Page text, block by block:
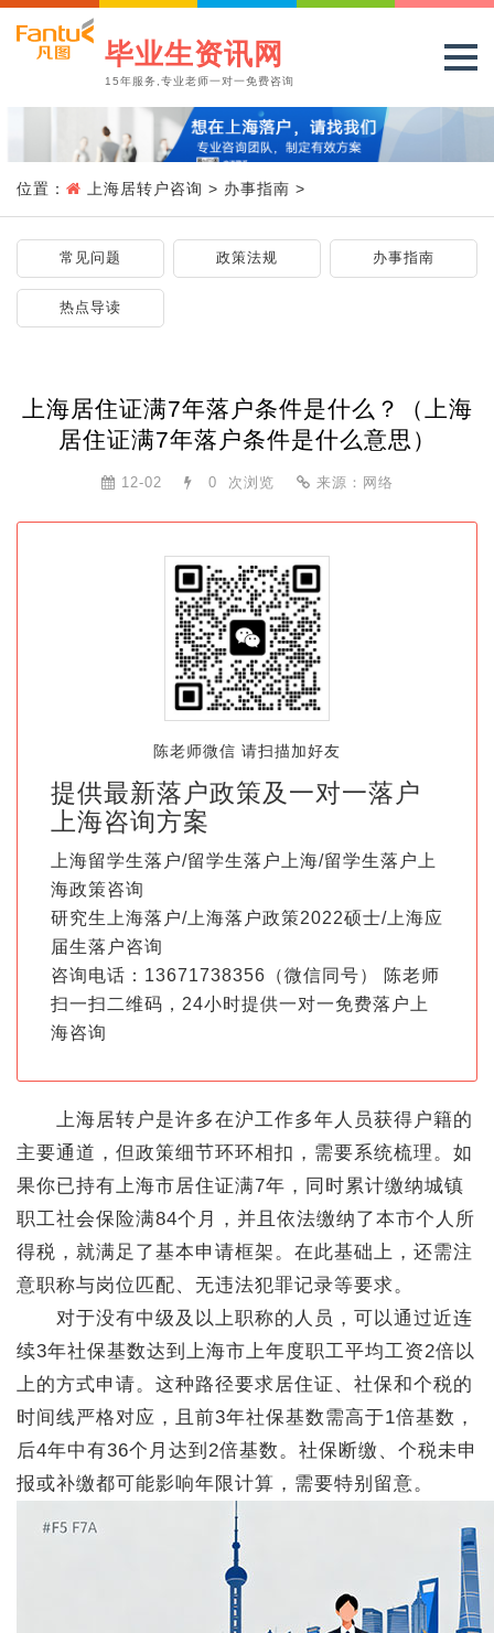
毕业生资讯网
15年服务,专业老师一对一免费咨询
位置： 上海居转户咨询 > 办事指南 >
常见问题 政策法规 办事指南
热点导读
上海居住证满7年落户条件是什么？（上海
居住证满7年落户条件是什么意思）
12-02 0 次浏览 来源：网络
陈老师微信 请扫描加好友
提供最新落户政策及一对一落户
上海咨询方案
上海留学生落户/留学生落户上海/留学生落户上
海政策咨询
研究生上海落户/上海落户政策2022硕士/上海应
届生落户咨询
咨询电话：13671738356（微信同号） 陈老师
扫一扫二维码，24小时提供一对一免费落户上
海咨询
上海居转户是许多在沪工作多年人员获得户籍的
主要通道，但政策细节环环相扣，需要系统梳理。如
果你已持有上海市居住证满7年，同时累计缴纳城镇
职工社会保险满84个月，并且依法缴纳了本市个人所
得税，就满足了基本申请框架。在此基础上，还需注
意职称与岗位匹配、无违法犯罪记录等要求。
对于没有中级及以上职称的人员，可以通过近连
续3年社保基数达到上海市上年度职工平均工资2倍以
上的方式申请。这种路径要求居住证、社保和个税的
时间线严格对应，且前3年社保基数需高于1倍基数，
后4年中有36个月达到2倍基数。社保断缴、个税未申
报或补缴都可能影响年限计算，需要特别留意。